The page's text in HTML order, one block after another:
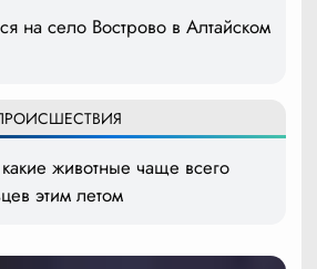
на село Вострово в Алтайском
животные чаще всего
этим летом